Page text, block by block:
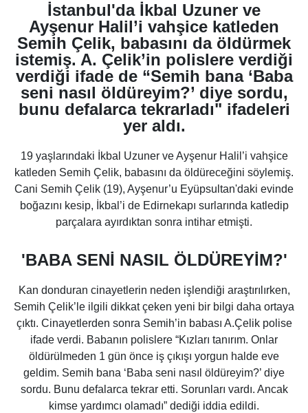
İstanbul'da İkbal Uzuner ve
Ayşenur Halil’i vahşice katleden
Semih Çelik, babasını da öldürmek
istemiş. A. Çelik’in polislere verdiği
verdiği ifade de “Semih bana ‘Baba
seni nasıl öldüreyim?’ diye sordu,
bunu defalarca tekrarladı" ifadeleri
yer aldı.
19 yaşlarındaki İkbal Uzuner ve Ayşenur Halil’i vahşice
katleden Semih Çelik, babasını da öldüreceğini söylemiş.
Cani Semih Çelik (19), Ayşenur’u Eyüpsultan'daki evinde
boğazını kesip, İkbal’i de Edirnekapı surlarında katledip
parçalara ayırdıktan sonra intihar etmişti.
'BABA SENİ NASIL ÖLDÜREYİM?'
Kan donduran cinayetlerin neden işlendiği araştırılırken,
Semih Çelik’le ilgili dikkat çeken yeni bir bilgi daha ortaya
çıktı. Cinayetlerden sonra Semih’in babası A.Çelik polise
ifade verdi. Babanın polislere “Kızları tanırım. Onlar
öldürülmeden 1 gün önce iş çıkışı yorgun halde eve
geldim. Semih bana ‘Baba seni nasıl öldüreyim?’ diye
sordu. Bunu defalarca tekrar etti. Sorunları vardı. Ancak
kimse yardımcı olamadı” dediği iddia edildi.